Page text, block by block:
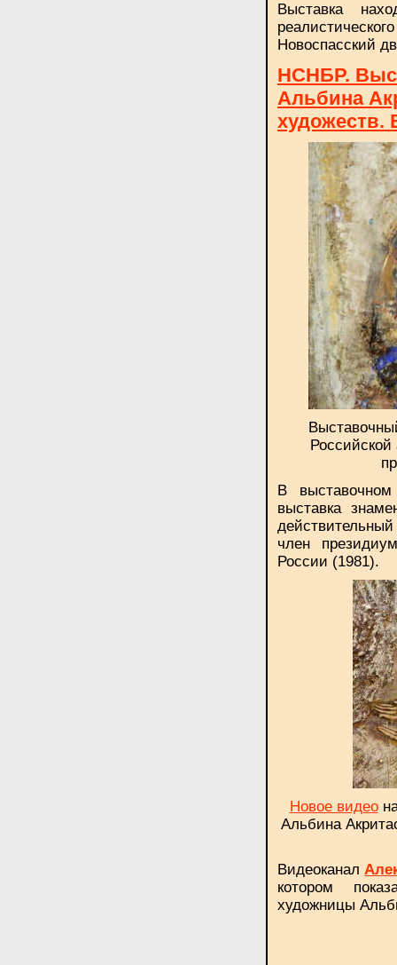
Выставка
Новоспасский
НСНБР.
Альбина
художеств.
В
выставка
член
России (1981).
Новое видео
Альбина
Видеоканал
котором
художницы